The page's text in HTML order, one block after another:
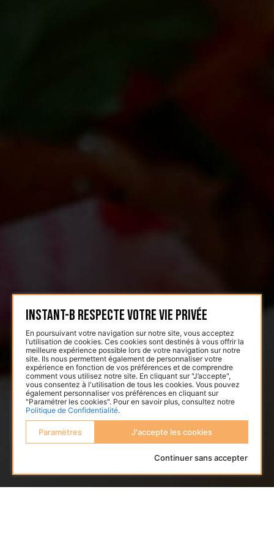
Instant-B respecte votre vie privée
En poursuivant votre navigation sur notre site, vous acceptez
l’utilisation de cookies. Ces cookies sont destinés à vous offrir la
meilleure expérience possible lors de votre navigation sur notre
site. Ils nous permettent également de personnaliser votre
expérience en fonction de vos préférences et de comprendre
comment vous utilisez notre site. En cliquant sur "J’accepte",
vous consentez à l'utilisation de tous les cookies. Vous pouvez
également personnaliser vos préférences en cliquant sur
"Paramétrer les cookies". Pour en savoir plus, consultez notre
Politique de Confidentialité.
J'accepte les cookies
Continuer sans accepter
Paramètres